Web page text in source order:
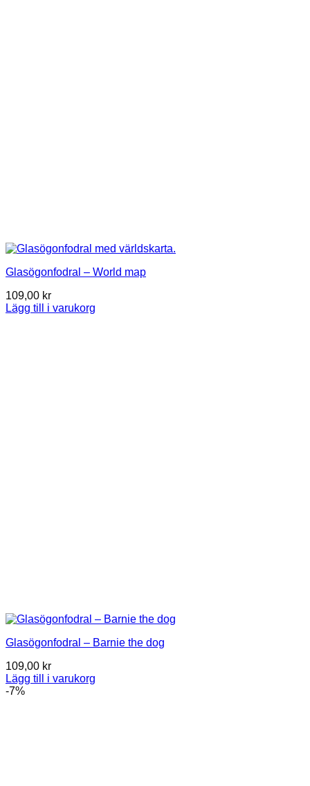
Glasögonfodral – World map
109,00 kr
Lägg till i varukorg
Glasögonfodral – Barnie the dog
109,00 kr
Lägg till i varukorg
-7%